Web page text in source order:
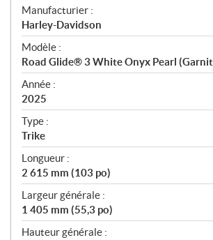
S
p
é
c
i
f
i
c
a
t
i
o
n
s
Manufacturier :
Harley-Davidson
Modèle :
Road Glide® 3 White Onyx Pearl
Année :
2025
Type :
Trike
Longueur :
2 615 mm (103 po)
Largeur générale :
1 405 mm (55,3 po)
Hauteur générale :